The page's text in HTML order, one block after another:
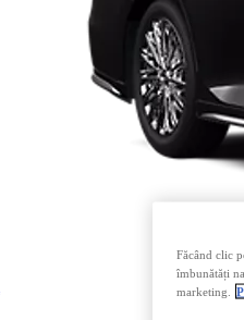
Făcând clic
îmbunătăți
marketing.